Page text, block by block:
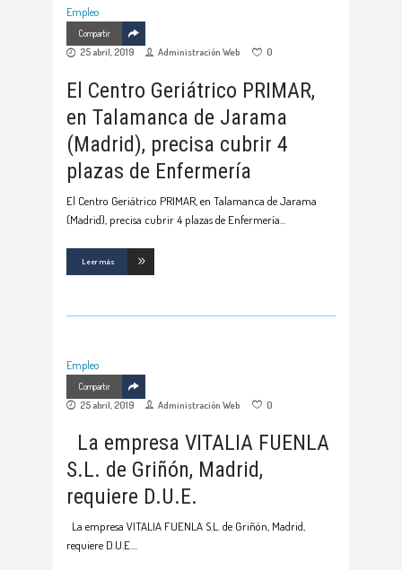
Empleo
Compartir
25 abril, 2019 Administración Web 0
El Centro Geriátrico PRIMAR,
en Talamanca de Jarama
(Madrid), precisa cubrir 4
plazas de Enfermería
El Centro Geriátrico PRIMAR, en Talamanca de Jarama
(Madrid), precisa cubrir 4 plazas de Enfermería
Leer más
Empleo
Compartir
25 abril, 2019 Administración Web 0
La empresa VITALIA FUENLA
S.L. de Griñón, Madrid,
requiere D.U.E.
La empresa VITALIA FUENLA S.L. de Griñón, Madrid,
requiere D.U.E.